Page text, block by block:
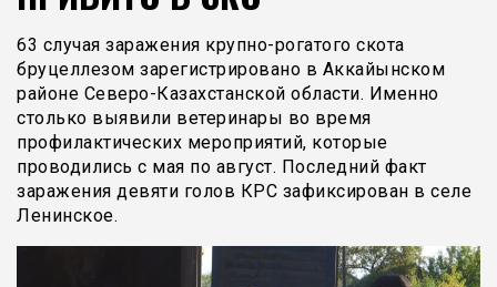
63 случая заражения крупно-рогатого скота
бруцеллезом зарегистрировано в Аккайынском
районе Северо-Казахстанской области. Именно
столько выявили ветеринары во время
профилактических мероприятий, которые
проводились с мая по август. Последний факт
заражения девяти голов КРС зафиксирован в селе
Ленинское.